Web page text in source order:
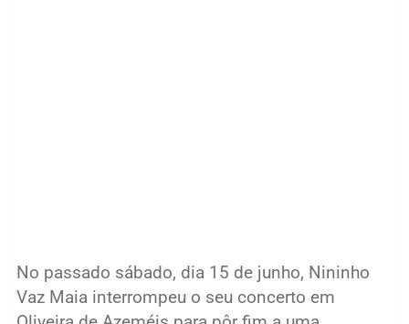
No passado sábado, dia 15 de junho, Nininho
Vaz Maia interrompeu o seu concerto em